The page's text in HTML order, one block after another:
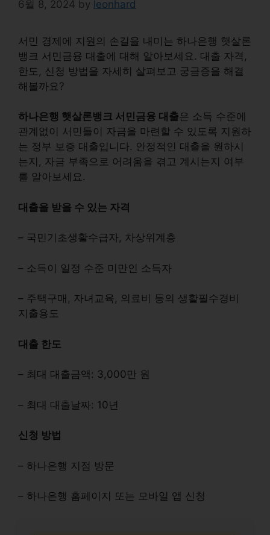
6월 8, 2024 by leonhard
서민 경제에 지원의 손길을 내미는 하나은행 햇살론
뱅크 서민금융 대출에 대해 알아보세요. 대출 자격,
한도, 신청 방법 을 자세히 살펴보고 궁금증을 해결
해볼까요?
하나은행 햇살론뱅크 서민금융 대출은 소득 수준에
관계없이 서민들이 자금을 마련할 수 있도록 지원하
는 정부 보증 대출입니다. 안정적인 대출을 원하시
는지, 자금 부족으로 어려움을 겪고 계시는지
여부
를 알아보세요.
대출을 받을 수 있는 자격
– 국민기초생활수급자, 차상위계층
– 소득이 일정 수준 미만인 소득자
– 주택구매, 자녀교육, 의료비 등의 생활필수경비
지출용도
대출 한도
– 최대 대출금액: 3,000만 원
– 최대 대출날짜: 10년
신청 방법
– 하나은행 지점 방문
– 하나은행 홈페이지 또는 모바일 앱 신청